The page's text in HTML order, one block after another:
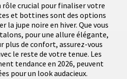
rôle crucial pour finaliser votre
et bottines sont des options
la jupe noire en hiver. Que vous
pour une allure élégante,
plus de confort, assurez-vous
le reste de votre tenue. Les
tendance en 2026, peuvent
pour un look audacieux.